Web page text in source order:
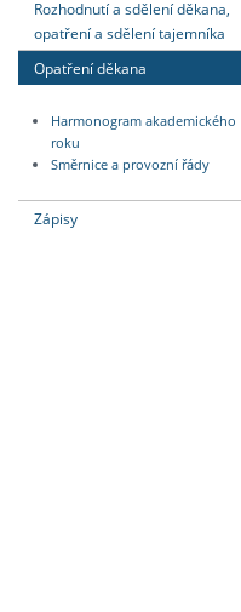
Rozhodnutí a sdělení děkana,
opatření a sdělení tajemníka
Opatření děkana
Harmonogram akademického
roku
Směrnice a provozní řády
Zápisy